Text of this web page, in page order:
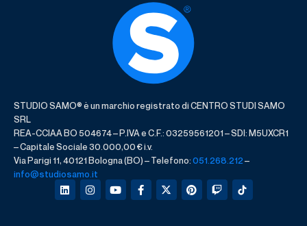
STUDIO SAMO® è un marchio registrato di CENTRO STUDI SAMO
SRL
REA-CCIAA BO 504674 – P.IVA e C.F.: 03259561201 – SDI: M5UXCR1
– Capitale Sociale 30.000,00 € i.v.
Via Parigi 11, 40121 Bologna (BO) – Telefono:051.268.212–
info@studiosamo.it